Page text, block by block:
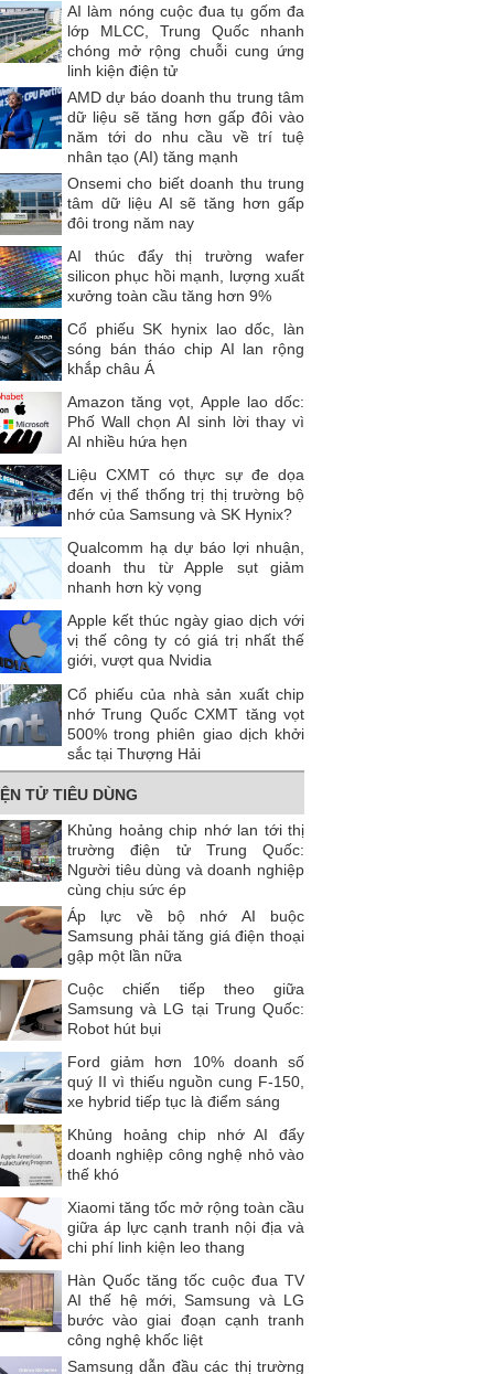
AI làm nóng cuộc đua tụ gốm đa
lớp MLCC, Trung Quốc nhanh
chóng mở rộng chuỗi cung ứng
linh kiện điện tử
AMD dự báo doanh thu trung tâm
dữ liệu sẽ tăng hơn gấp đôi vào
năm tới do nhu cầu về trí tuệ
nhân tạo (AI) tăng mạnh
Onsemi cho biết doanh thu trung
tâm dữ liệu AI sẽ tăng hơn gấp
đôi trong năm nay
AI thúc đẩy thị trường wafer
silicon phục hồi mạnh, lượng xuất
xưởng toàn cầu tăng hơn 9%
Cổ phiếu SK hynix lao dốc, làn
sóng bán tháo chip AI lan rộng
khắp châu Á
Amazon tăng vọt, Apple lao dốc:
Phố Wall chọn AI sinh lời thay vì
AI nhiều hứa hẹn
Liệu CXMT có thực sự đe dọa
đến vị thế thống trị thị trường bộ
nhớ của Samsung và SK Hynix?
Qualcomm hạ dự báo lợi nhuận,
doanh thu từ Apple sụt giảm
nhanh hơn kỳ vọng
Apple kết thúc ngày giao dịch với
vị thế công ty có giá trị nhất thế
giới, vượt qua Nvidia
Cổ phiếu của nhà sản xuất chip
nhớ Trung Quốc CXMT tăng vọt
500% trong phiên giao dịch khởi
sắc tại Thượng Hải
TỬ TIÊU DÙNG
Khủng hoảng chip nhớ lan tới thị
trường điện tử Trung Quốc:
Người tiêu dùng và doanh nghiệp
cùng chịu sức ép
Áp lực về bộ nhớ AI buộc
Samsung phải tăng giá điện thoại
gập một lần nữa
Cuộc chiến tiếp theo giữa
Samsung và LG tại Trung Quốc:
Robot hút bụi
Ford giảm hơn 10% doanh số
quý II vì thiếu nguồn cung F-150,
xe hybrid tiếp tục là điểm sáng
Khủng hoảng chip nhớ AI đẩy
doanh nghiệp công nghệ nhỏ vào
thế khó
Xiaomi tăng tốc mở rộng toàn cầu
giữa áp lực cạnh tranh nội địa và
chi phí linh kiện leo thang
Hàn Quốc tăng tốc cuộc đua TV
AI thế hệ mới, Samsung và LG
bước vào giai đoạn cạnh tranh
công nghệ khốc liệt
Samsung dẫn đầu các thị trường